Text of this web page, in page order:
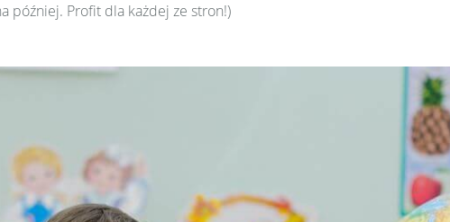
później. Profit dla każdej ze stron!)